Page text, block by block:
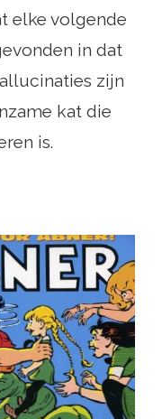
elke volgende
in dat
zijn
kat die
is.